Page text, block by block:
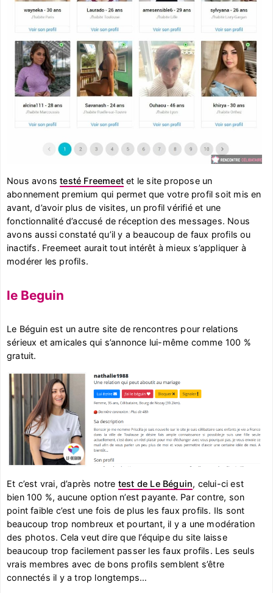
Nous avonstesté Freemeet et le site propose un
abonnement premium qui permet que votre profil soit mis en
avant, d’avoir plus de visites, un profil vérifié et une
fonctionnalité d’accusé de réception des messages. Nous
avons aussi constaté qu’il y a beaucoup de faux profils ou
inactifs. Freemeet aurait tout intérêt à mieux s’appliquer à
modérer les profils.
le Beguin
Le Béguin est un autre site de rencontres pour relations
sérieux et amicales qui s’annonce lui-même comme 100 %
gratuit.
Et c’est vrai, d’après notre test de Le Béguin, celui-ci est
bien 100 %, aucune option n’est payante. Par contre, son
point faible c’est une fois de plus les faux profils. Ils sont
beaucoup trop nombreux et pourtant, il y a une modération
des photos. Cela veut dire que l’équipe du site laisse
beaucoup trop facilement passer les faux profils. Les seuls
vrais membres avec de bons profils semblent s’être
connectés il y a trop longtemps…